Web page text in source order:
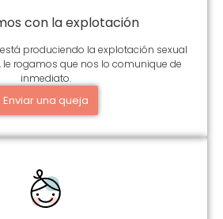
con la explotación
produciendo la explotación sexual
le rogamos que nos lo comunique de
inmediato.
Enviar una queja